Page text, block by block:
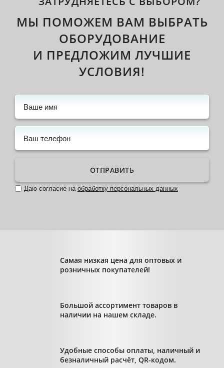
МЫ ПОМОЖЕМ ВАМ ВЫБРАТЬ
ОБОРУДОВАНИЕ
И ПРЕДЛОЖИМ ЛУЧШИЕ
УСЛОВИЯ!
ОТПРАВИТЬ
Даю согласие на обработку персональных данных
Самая низкая цена для оптовых и
розничных покупателей!
Большой ассортимент товаров в
наличии на нашем складе.
Удобные способы оплаты, наличный и
безналичный расчёт, QR-кодом.